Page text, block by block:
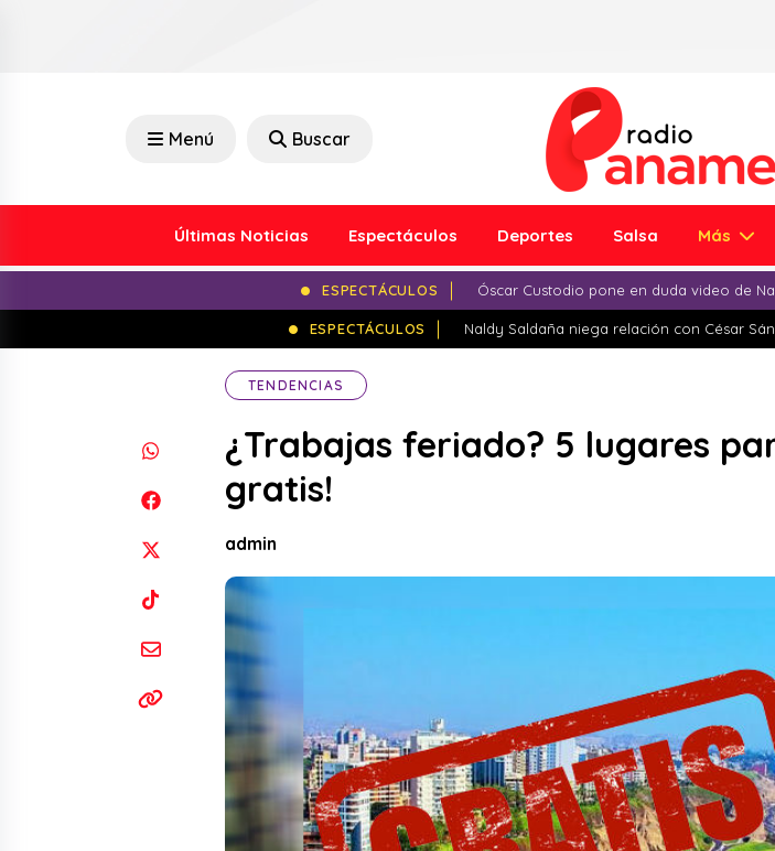
Menú Buscar
Últimas Noticias Espectáculos Deportes Salsa Más
ESPECTÁCULOS Óscar Custodio pone en duda video de
ESPECTÁCULOS Naldy Saldaña niega relación con César
TENDENCIAS
¿Trabajas feriado? 5 lugares
gratis!
admin